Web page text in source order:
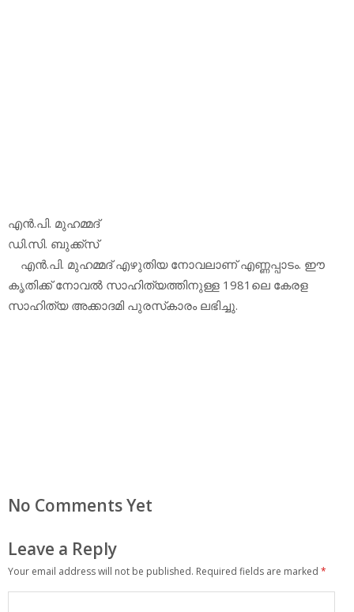
എന്‍.പി. മുഹമ്മദ്
ഡി.സി. ബുക്ക്‌സ്
എന്‍.പി. മുഹമ്മദ് എഴുതിയ നോവലാണ് എണ്ണപ്പാടം. ഈ
കൃതിക്ക് നോവല്‍ സാഹിത്യത്തിനുള്ള 1981ലെ കേരള
സാഹിത്യ അക്കാദമി പുരസ്‌കാരം ലഭിച്ചു.
No Comments Yet
Leave a Reply
Your email address will not be published. Required fields are marked *